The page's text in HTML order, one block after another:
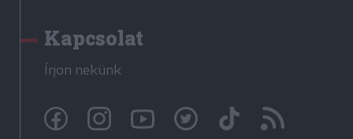
Kapcsolat
Írjon nekünk